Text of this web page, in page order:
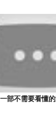
部不需要看懂